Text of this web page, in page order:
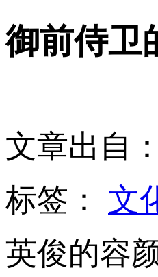
御前侍卫
文章出自
标签： 文
英俊的容